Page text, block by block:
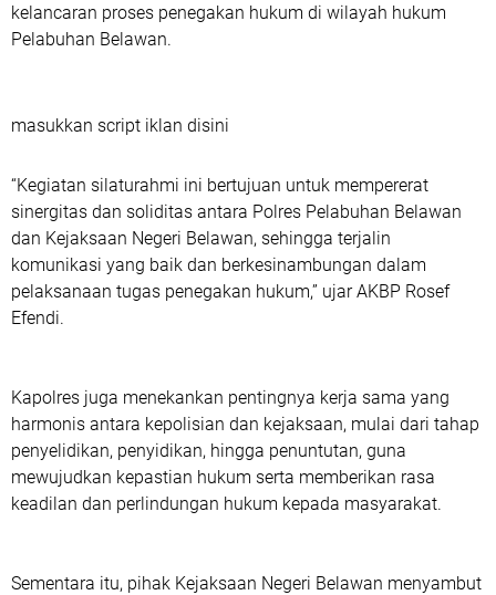
kelancaran proses penegakan hukum di wilayah hukum
Pelabuhan Belawan.
masukkan script iklan disini
“Kegiatan silaturahmi ini bertujuan untuk mempererat
sinergitas dan soliditas antara Polres Pelabuhan Belawan
dan Kejaksaan Negeri Belawan, sehingga terjalin
komunikasi yang baik dan berkesinambungan dalam
pelaksanaan tugas penegakan hukum,” ujar AKBP Rosef
Efendi.
Kapolres juga menekankan pentingnya kerja sama yang
harmonis antara kepolisian dan kejaksaan, mulai dari tahap
penyelidikan, penyidikan, hingga penuntutan, guna
mewujudkan kepastian hukum serta memberikan rasa
keadilan dan perlindungan hukum kepada masyarakat.
Sementara itu, pihak Kejaksaan Negeri Belawan menyambut